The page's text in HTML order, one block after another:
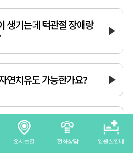
생기는데 턱관절 장애랑
연치유도 가능한가요?
은 어느정도 걸리나요?
오시는길 전화상담 입원실안내